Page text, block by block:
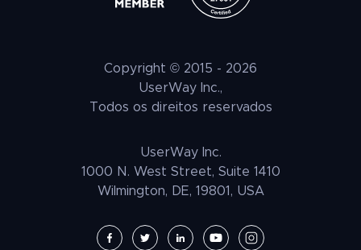
O que é tecnologia assistiva?
Copyright © 2015 - 2026
UserWay Inc.,
Todos os direitos reservados
UserWay Inc.
1000 N. West Street, Suite 1410
Wilmington, DE, 19801, USA